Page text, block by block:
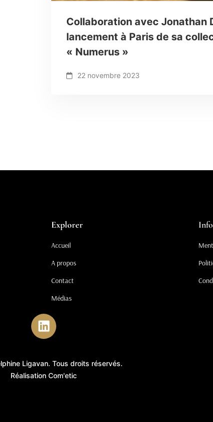
Collaboration avec Jonathan
lancement à Paris de sa
« Numerus »
22 novembre 2023
Explorer
Accueil
A propos
Contact
Médias
Ligavan. Tous droits réservés.
Réalisation Com'etic